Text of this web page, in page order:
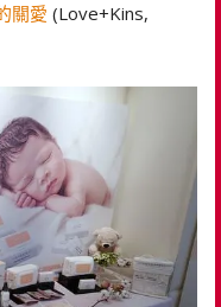
關愛 (Love+Kins,